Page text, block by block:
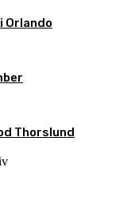
Orlando
Thorslund